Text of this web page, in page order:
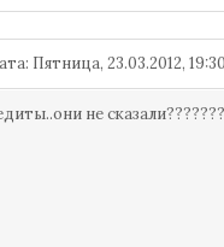
Пятница, 23.03.2012,
не